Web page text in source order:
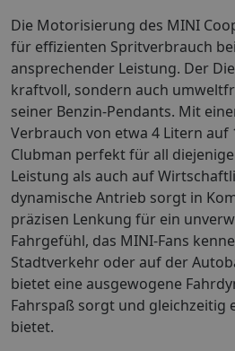
Die Motorisierung des MINI
für effizienten Spritverbrauch
ansprechender Leistung. Der
kraftvoll, sondern auch
seiner Benzin-Pendants. Mit
Verbrauch von etwa 4 Litern auf
Clubman perfekt für all
Leistung als auch auf
dynamische Antrieb sorgt in
präzisen Lenkung für ein
Fahrgefühl, das MINI-Fans
Stadtverkehr oder auf der
bietet eine ausgewogene
Fahrspaß sorgt und gleichzeitig
bietet.